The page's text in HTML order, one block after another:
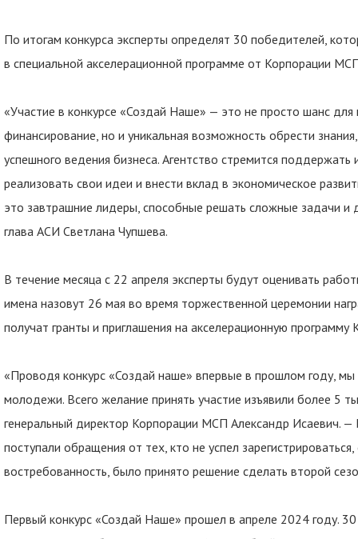
По итогам конкурса эксперты определят 30 победителей,
в специальной акселерационной программе от Корпорации
«Участие в конкурсе «Создай Наше» — это не просто шанс
финансирование, но и уникальная возможность обрести
успешного ведения бизнеса. Агентство стремится
реализовать свои идеи и внести вклад в экономическое
это завтрашние лидеры, способные решать сложные задачи и
глава АСИ Светлана Чупшева.
В течение месяца с 22 апреля эксперты будут оценивать
имена назовут 26 мая во время торжественной церемонии
получат гранты и приглашения на акселерационную
«Проводя конкурс «Создай наше» впервые в прошлом году,
молодежи. Всего желание принять участие изъявили более 5
генеральный директор Корпорации МСП Александр Исаевич.
поступали обращения от тех, кто не успел
востребованность, было принято решение сделать второй
Первый конкурс «Создай Наше» прошел в апреле 2024 году.